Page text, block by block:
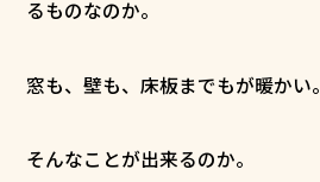
るものなのか。
窓も、壁も、床板までもが暖かい。
そんなことが出来るのか。